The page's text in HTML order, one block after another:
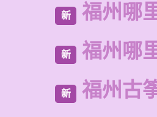
新 福州哪
新 福州哪
新 福州古